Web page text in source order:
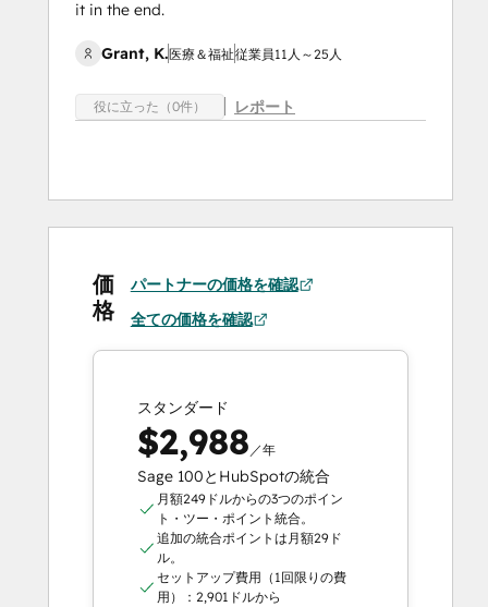
it in the end.
Grant, K.医療＆福祉従業員11人～25人
役に立った（0件） レポート
価
格
パートナーの価格を確認
全ての価格を確認
スタンダード
$2,988 ／年
Sage 100とHubSpotの統合
月額249ドルからの3つのポイン
ト・ツー・ポイント統合。
追加の統合ポイントは月額29ド
ル。
セットアップ費用（1回限りの費
用）：2,901ドルから